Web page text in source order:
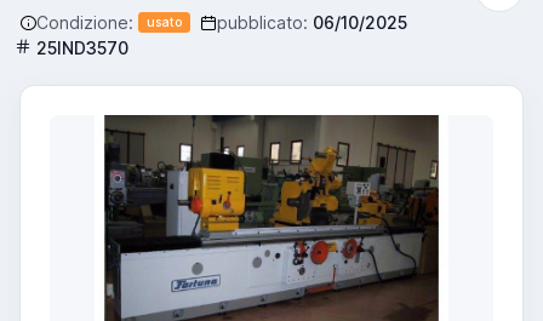
Condizione: usato pubblicato: 06/10/2025
25IND3570